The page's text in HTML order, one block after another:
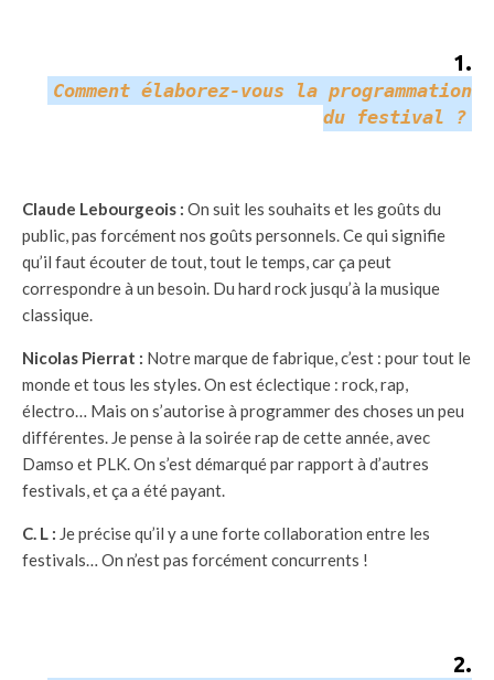
1.
Comment élaborez-vous la programmation
du festival ?
Claude Lebourgeois : On suit les souhaits et les goûts du
public, pas forcément nos goûts personnels. Ce qui signifie
qu’il faut écouter de tout, tout le temps, car ça peut
correspondre à un besoin. Du hard rock jusqu’à la musique
classique.
Nicolas Pierrat : Notre marque de fabrique, c’est : pour tout le
monde et tous les styles. On est éclectique : rock, rap,
électro… Mais on s’autorise à programmer des choses un peu
différentes. Je pense à la soirée rap de cette année, avec
Damso et PLK. On s’est démarqué par rapport à d’autres
festivals, et ça a été payant.
C. L : Je précise qu’il y a une forte collaboration entre les
festivals… On n’est pas forcément concurrents !
2.